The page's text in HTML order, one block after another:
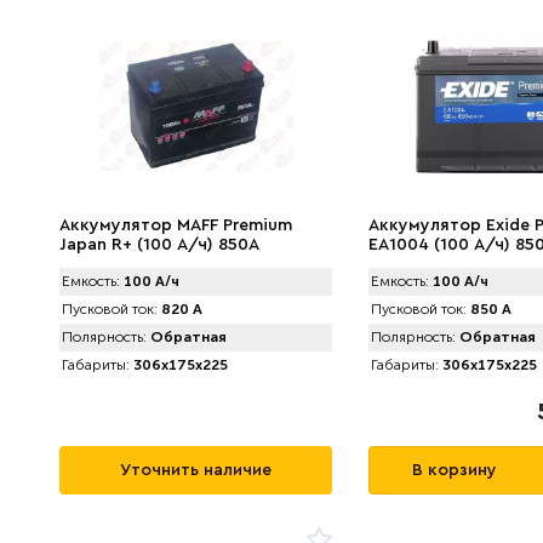
Аккумулятор MAFF Premium
Japan R+ (100 А/ч) 850А
Емкость: 100 А/ч
Пусковой ток: 820 А
Полярность: Обратная
Габариты: 306x175x225
Уточнить наличие
Аккумулятор Exide
EA1004 (100 А/ч)
Емкость: 100 А/ч
Пусковой ток: 850 А
Полярность: Обратная
Габариты: 306x175x225
В корзину